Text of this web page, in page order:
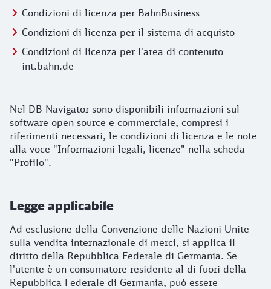
Condizioni di licenza per BahnBusiness
Condizioni di licenza per il sistema di acquisto
Condizioni di licenza per l'area di contenuto
int.bahn.de
Avvertenze su terzi nelle app
Nel DB Navigator sono disponibili informazioni sul
software open source e commerciale, compresi i
riferimenti necessari, le condizioni di licenza e le note
alla voce "Informazioni legali, licenze" nella scheda
"Profilo".
Legge applicabile
Ad esclusione della Convenzione delle Nazioni Unite
sulla vendita internazionale di merci, si applica il
diritto della Repubblica Federale di Germania. Se
l'utente è un consumatore residente al di fuori della
Repubblica Federale di Germania, può essere